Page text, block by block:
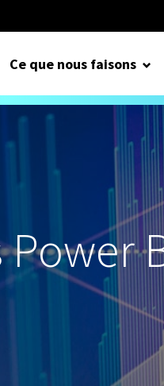
Ce que nous faisons